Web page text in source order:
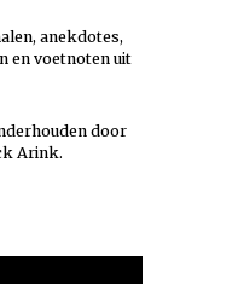
anekdotes,
en voetnoten uit
door
Arink.